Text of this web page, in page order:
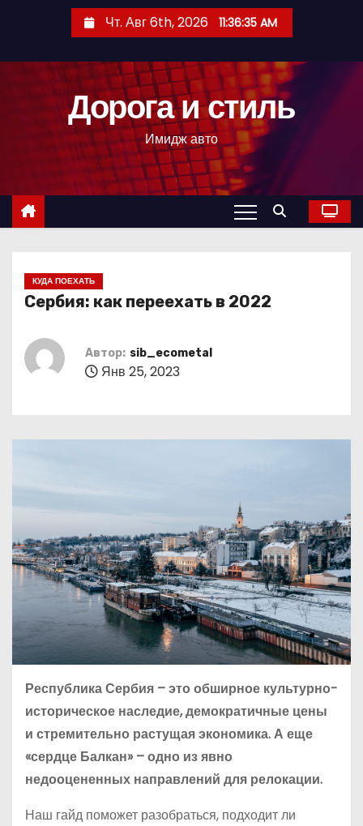
с
Чт. Авг 6th, 2026 11:36:36 AM
Дорога и стиль
Имидж авто
КУДА ПОЕХАТЬ
Сербия: как переехать в 2022
Автор: sib_ecometal
Янв 25, 2023
Республика Сербия – это обширное культурно-
историческое наследие, демократичные цены
и стремительно растущая экономика. А еще
«сердце Балкан» – одно из явно
недооцененных направлений для релокации.
Наш гайд поможет разобраться, подходит ли